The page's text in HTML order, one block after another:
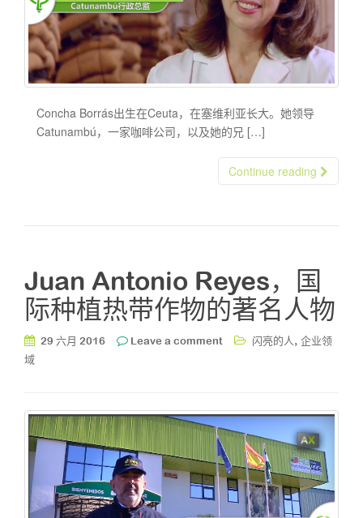
Concha Borrás出生在Ceuta，在塞维利亚长大。她领导
Catunambú，一家咖啡公司，以及她的兄 […]
Continue reading
Juan Antonio Reyes，国
际种植热带作物的著名人物
29 六月 2016 Leave a comment 闪亮的人, 企业领
域